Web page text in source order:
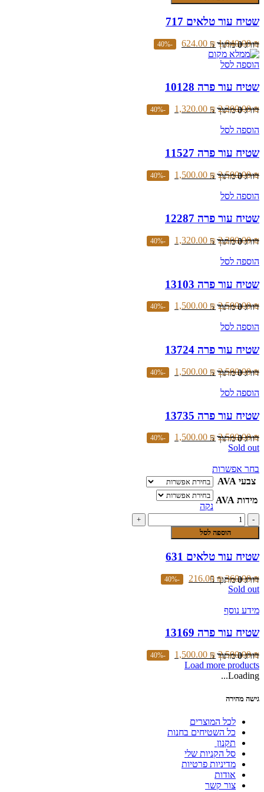
את
האפשרויות
בעמוד
המוצר
שטיח
טלאים
שטיח עור טלאים 717
דורג0מתוך 5
1,040.00₪
624.00 ₪
-40%
הוספה לסל
שטיח עור פרה 10128
דורג0מתוך 5
2,200.00₪
1,320.00 ₪
-40%
הוספה לסל
שטיח עור פרה 11527
דורג0מתוך 5
2,500.00₪
1,500.00 ₪
-40%
הוספה לסל
שטיח עור פרה 12287
דורג0מתוך 5
2,200.00₪
1,320.00 ₪
-40%
הוספה לסל
שטיח עור פרה 13103
דורג0מתוך 5
2,500.00₪
1,500.00 ₪
-40%
הוספה לסל
שטיח עור פרה 13724
דורג0מתוך 5
2,500.00₪
1,500.00 ₪
-40%
הוספה לסל
שטיח עור פרה 13735
דורג0מתוך 5
2,500.00₪
1,500.00 ₪
-40%
Sold out
בחר אפשרות
זה
יש
מספר
סוגים.
לבחור
את
האפשרויות
בעמוד
המוצר
צבעי AVA
מידות AVA
נקה
כמות
של
שטיח
טלאים
הוספה לסל
שטיח עור טלאים 631
דורג0מתוך 5
360.00₪
216.00 ₪
-40%
Sold out
מידע נוסף
שטיח עור פרה 13169
דורג0מתוך 5
2,500.00₪
1,500.00 ₪
-40%
Load more products
Loading...
גישה מהירה
לכל המוצרים
כל השטיחים בחנות
תקנון
סל הקניות שלי
מדיניות פרטיות
אודות
צור קשר